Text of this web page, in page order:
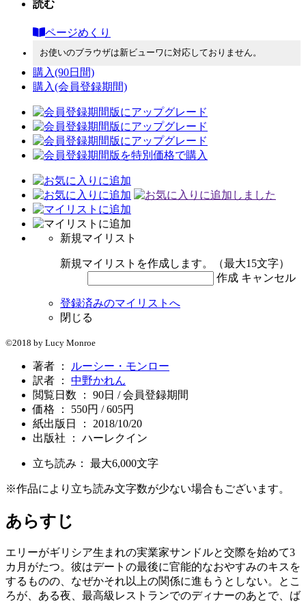
読む
ページめくり
お使いのブラウザは新ビューワに対応しておりません。
購入(90日間)
購入(会員登録期間)
新規マイリスト
新規マイリストを作成します。（最大15文字）
作成 キャンセル
登録済みのマイリストへ
閉じる
©2018 by Lucy Monroe
著者 ：
ルーシー・モンロー
訳者 ： 中野かれん
閲覧日数 ： 90日 / 会員登録期間
価格 ： 550円 / 605円
紙出版日 ： 2018/10/20
出版社 ： ハーレクイン
立ち読み： 最大6,000文字
※作品により立ち読み文字数が少ない場合もございます。
あらすじ
エリーがギリシア生まれの実業家サンドルと交際を始めて3
カ月がたつ。彼はデートの最後に官能的なおやすみのキスを
するものの、なぜかそれ以上の関係に進もうとしない。とこ
ろが、ある夜、最高級レストランでのディナーのあとで、ば